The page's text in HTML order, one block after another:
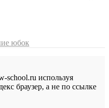
юбок
school.ru используя
браузер, а не по ссылке